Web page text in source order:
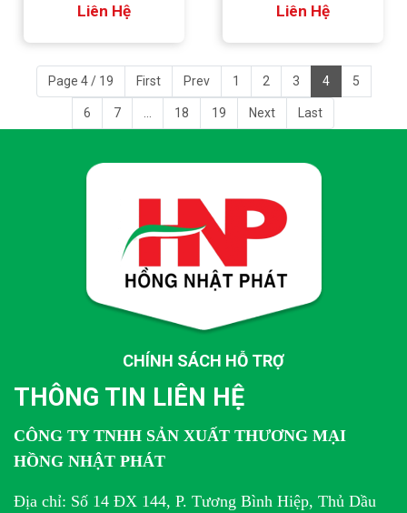
Tinh 1 Sọc
Liên Hệ
Tinh 1 Mặt
Liên Hệ
Page 4 / 19 First Prev 1 2 3 4 5
6 7 ... 18 19 Next Last
THÔNG TIN LIÊN HỆ
CÔNG TY TNHH SẢN XUẤT THƯƠNG MẠI
HỒNG NHẬT PHÁT
Địa chỉ: Số 14 ĐX 144, P. Tương Bình Hiệp, Thủ Dầu
CHÍNH SÁCH HỖ TRỢ